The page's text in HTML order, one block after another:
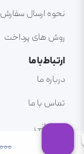
نحوه ارسال سفارش
روش های پرداخت
ارتباط با ما
درباره ما
تماس با ما
پشتیبانی